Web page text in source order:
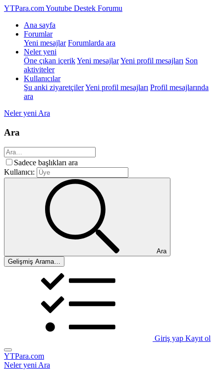
YTPara.comYoutube Destek Forumu
Ana sayfa
Forumlar
Yeni mesajlar Forumlarda ara
Neler yeni
Öne çıkan içerikYeni mesajlarYeni profil mesajları Son
aktiviteler
Kullanıcılar
Şu anki ziyaretçilerYeni profil mesajları Profil mesajlarında
ara
Neler yeni Ara
Ara
Sadece başlıkları ara
Kullanıcı:
Ara
Gelişmiş Arama…
Giriş yap Kayıt ol
YTPara.com
Neler yeniAra